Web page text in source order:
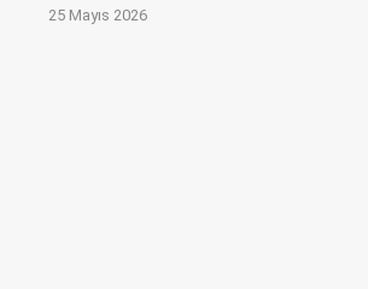
25 Mayıs 2026